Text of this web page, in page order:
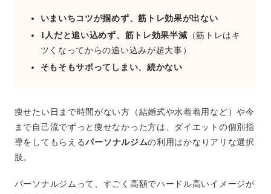
いまいちコツが掴めず、筋トレ効果が出ない
1人だと追い込めず、筋トレ効果半減 （筋トレはキ
ツくなってからの追い込みが超大事）
そもそもサボってしまい、続かない
痩せたい日まで時間がない方（結婚式や水着着用など）や今
まで自己流でずっと痩せなかった方は、ダイエットの個別指
導をしてもらえるパーソナルジムの利用はかなりアリな選択
肢。
パーソナルジムって、すごく高額でハードル高いイメージが